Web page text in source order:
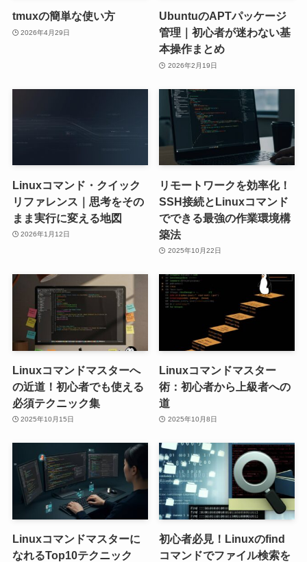
tmuxの簡単な使い方
2026年4月29日
UbuntuのAPTパッケージ
管理｜初心者が迷わない基
本操作まとめ
2026年2月19日
Linuxコマンド・クイック
リファレンス｜思考をその
まま実行に変える地図
2026年1月12日
リモートワークを効率化！
SSH接続とLinuxコマンド
でできる最強の作業環境構
築法
2025年10月22日
Linuxコマンドマスターへ
の近道！初心者でも使える
必須テクニック集
2025年10月15日
Linuxコマンドマスター
術：初心者から上級者への
道
2025年10月8日
Linuxコマンドマスターに
なれるTop10テクニック
初心者必見！Linuxのfind
コマンドでファイル検索を